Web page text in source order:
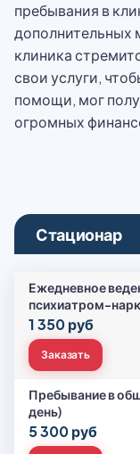
пребывания в
дополнительных
клиника
свои услуги,
помощи, мог
огромных
Стационар
Ежедневное
психиатром-
1 350 руб
Заказать
Пребывание в
день)
5 300 руб